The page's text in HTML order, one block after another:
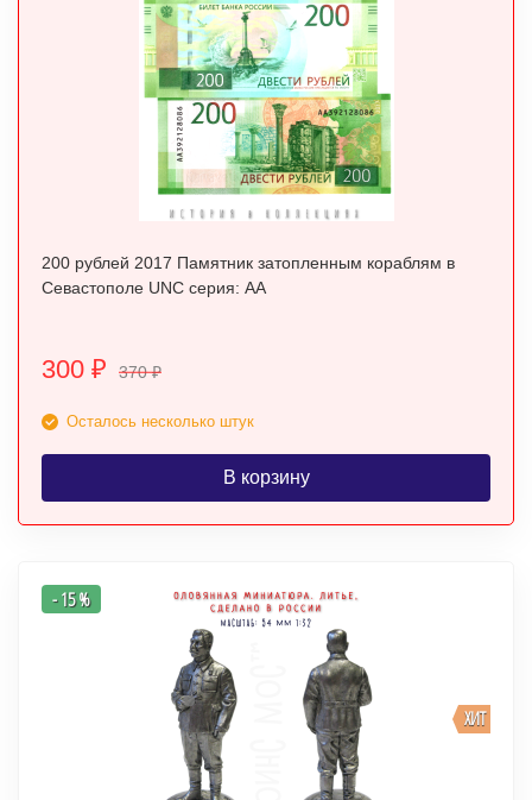
200 рублей 2017 Памятник затопленным кораблям в
Севастополе UNC серия: АА
300 ₽ 370₽
Осталось несколько штук
В корзину
ХИТ
- 15 %